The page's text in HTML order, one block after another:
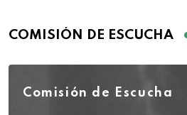
COMISIÓN DE ESCUCHA
Comisión de Escucha